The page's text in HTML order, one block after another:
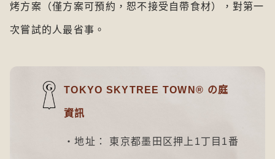
烤方案（僅方案可預約，恕不接受自帶食材），對第一
次嘗試的人最省事。
TOKYO SKYTREE TOWN® の庭
資訊
・地址： 東京都墨田区押上1丁目1番